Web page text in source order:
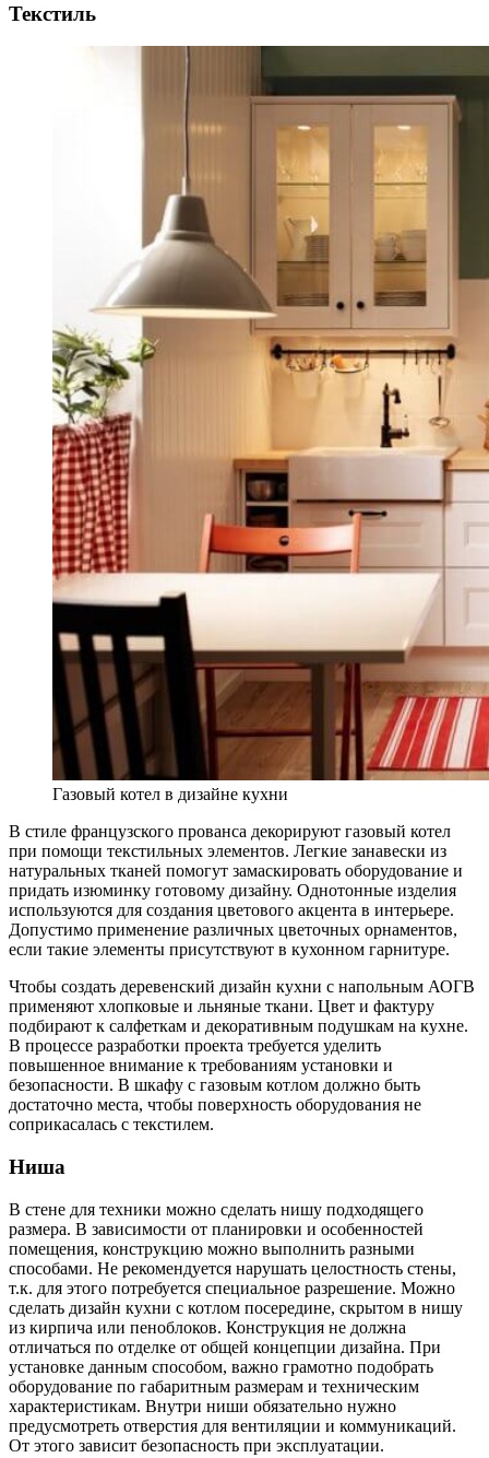
Текстиль
Газовый котел в дизайне кухни
В стиле французского прованса декорируют газовый котел
при помощи текстильных элементов. Легкие занавески из
натуральных тканей помогут замаскировать оборудование и
придать изюминку готовому дизайну. Однотонные изделия
используются для создания цветового акцента в интерьере.
Допустимо применение различных цветочных орнаментов,
если такие элементы присутствуют в кухонном гарнитуре.
Чтобы создать деревенский дизайн кухни с напольным АОГВ
применяют хлопковые и льняные ткани. Цвет и фактуру
подбирают к салфеткам и декоративным подушкам на кухне.
В процессе разработки проекта требуется уделить
повышенное внимание к требованиям установки и
безопасности. В шкафу с газовым котлом должно быть
достаточно места, чтобы поверхность оборудования не
соприкасалась с текстилем.
Ниша
В стене для техники можно сделать нишу подходящего
размера. В зависимости от планировки и особенностей
помещения, конструкцию можно выполнить разными
способами. Не рекомендуется нарушать целостность стены,
т.к. для этого потребуется специальное разрешение. Можно
сделать дизайн кухни с котлом посередине, скрытом в нишу
из кирпича или пеноблоков. Конструкция не должна
отличаться по отделке от общей концепции дизайна. При
установке данным способом, важно грамотно подобрать
оборудование по габаритным размерам и техническим
характеристикам. Внутри ниши обязательно нужно
предусмотреть отверстия для вентиляции и коммуникаций.
От этого зависит безопасность при эксплуатации.